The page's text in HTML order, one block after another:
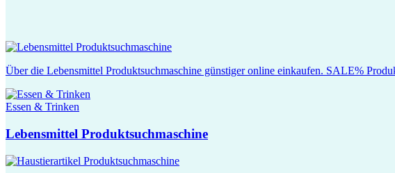
Über die Lebensmittel Produktsuchmaschine günstiger online einkaufen. SALE%
Essen & Trinken
Lebensmittel Produktsuchmaschine